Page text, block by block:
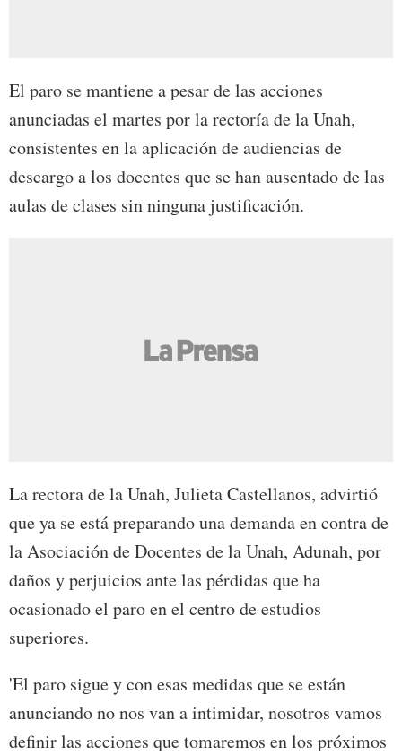
El paro se mantiene a pesar de las acciones
anunciadas el martes por la rectoría de la Unah,
consistentes en la aplicación de audiencias de
descargo a los docentes que se han ausentado de las
aulas de clases sin ninguna justificación.
La rectora de la Unah, Julieta Castellanos, advirtió
que ya se está preparando una demanda en contra de
la Asociación de Docentes de la Unah, Adunah, por
daños y perjuicios ante las pérdidas que ha
ocasionado el paro en el centro de estudios
superiores.
'El paro sigue y con esas medidas que se están
anunciando no nos van a intimidar, nosotros vamos
definir las acciones que tomaremos en los próximos